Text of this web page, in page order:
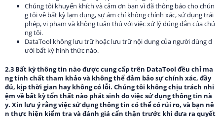
Chúng tôi khuyến khích và cảm ơn bạn vì đã thông báo cho chún
g tôi về bất kỳ lạm dụng, sự ám chỉ không chính xác, sử dụng trái
phép, vi phạm và không tuân thủ với việc xử lý đúng đắn của chú
ng tôi.
DataTool không lưu trữ hoặc lưu trữ nội dung của người dùng d
ưới bất kỳ hình thức nào.
2.3 Bất kỳ thông tin nào được cung cấp trên DataTool đều chỉ ma
ng tính chất tham khảo và không thể đảm bảo sự chính xác, đầy
đủ, kịp thời gian hay không có lỗi. Chúng tôi không chịu trách nhi
ệm về bất kỳ tổn thất nào phát sinh do việc sử dụng thông tin nà
y. Xin lưu ý rằng việc sử dụng thông tin có thể có rủi ro, và bạn nê
n thực hiện kiểm tra và đánh giá cẩn thận trước khi đưa ra quyết